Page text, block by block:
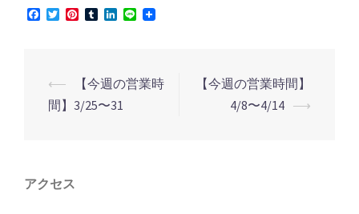
Facebook
TwitterPinterest
TumblrLinkedIn
Line
投
稿
ゲ
⟵
【今週の営業時
間】3/25〜31
【今週の営業時間】
4/8〜4/14 ⟶
アクセス